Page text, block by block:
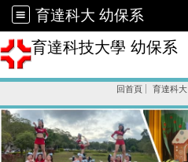
育達科大 幼保系
育達科技大學 幼保系
回首頁 育達科大